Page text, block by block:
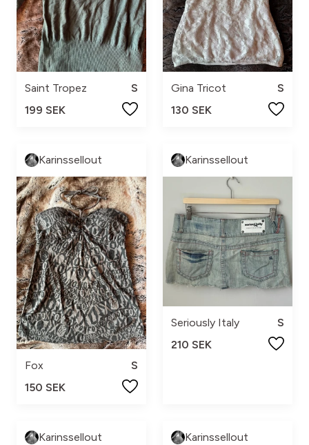
Saint Tropez
S
199 SEK
Gina Tricot
S
130 SEK
Karinssellout
Fox
S
150 SEK
Karinssellout
Seriously Italy
S
210 SEK
Karinssellout Karinssellout